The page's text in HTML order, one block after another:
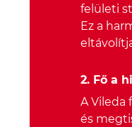
felületi
Ez a
2. Fő a
A Vileda
és